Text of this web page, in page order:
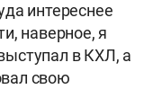
интереснее
наверное, я
в КХЛ, а
свою